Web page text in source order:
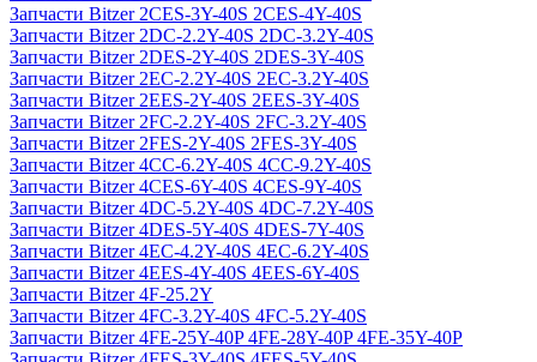
Запчасти Bitzer 2CES-3Y-40S 2CES-4Y-40S
Запчасти Bitzer 2DC-2.2Y-40S 2DC-3.2Y-40S
Запчасти Bitzer 2DES-2Y-40S 2DES-3Y-40S
Запчасти Bitzer 2EC-2.2Y-40S 2EC-3.2Y-40S
Запчасти Bitzer 2EES-2Y-40S 2EES-3Y-40S
Запчасти Bitzer 2FC-2.2Y-40S 2FC-3.2Y-40S
Запчасти Bitzer 2FES-2Y-40S 2FES-3Y-40S
Запчасти Bitzer 4CC-6.2Y-40S 4CC-9.2Y-40S
Запчасти Bitzer 4CES-6Y-40S 4CES-9Y-40S
Запчасти Bitzer 4DC-5.2Y-40S 4DC-7.2Y-40S
Запчасти Bitzer 4DES-5Y-40S 4DES-7Y-40S
Запчасти Bitzer 4EC-4.2Y-40S 4EC-6.2Y-40S
Запчасти Bitzer 4EES-4Y-40S 4EES-6Y-40S
Запчасти Bitzer 4F-25.2Y
Запчасти Bitzer 4FC-3.2Y-40S 4FC-5.2Y-40S
Запчасти Bitzer 4FE-25Y-40P 4FE-28Y-40P 4FE-35Y-40P